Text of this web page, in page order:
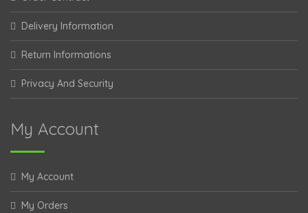
Delivery Information
Return Informations
Privacy And Security
My Account
My Account
My Orders